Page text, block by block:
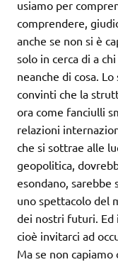
usiamo per
comprendere,
anche se non si è
solo in cerca di a
neanche di cosa.
convinti che la
ora come fanciulli
relazioni
che si sottrae alle
geopolitica,
esondano, sarebbe
uno spettacolo del
dei nostri futuri. Ed
cioè invitarci ad
Ma se non capiamo